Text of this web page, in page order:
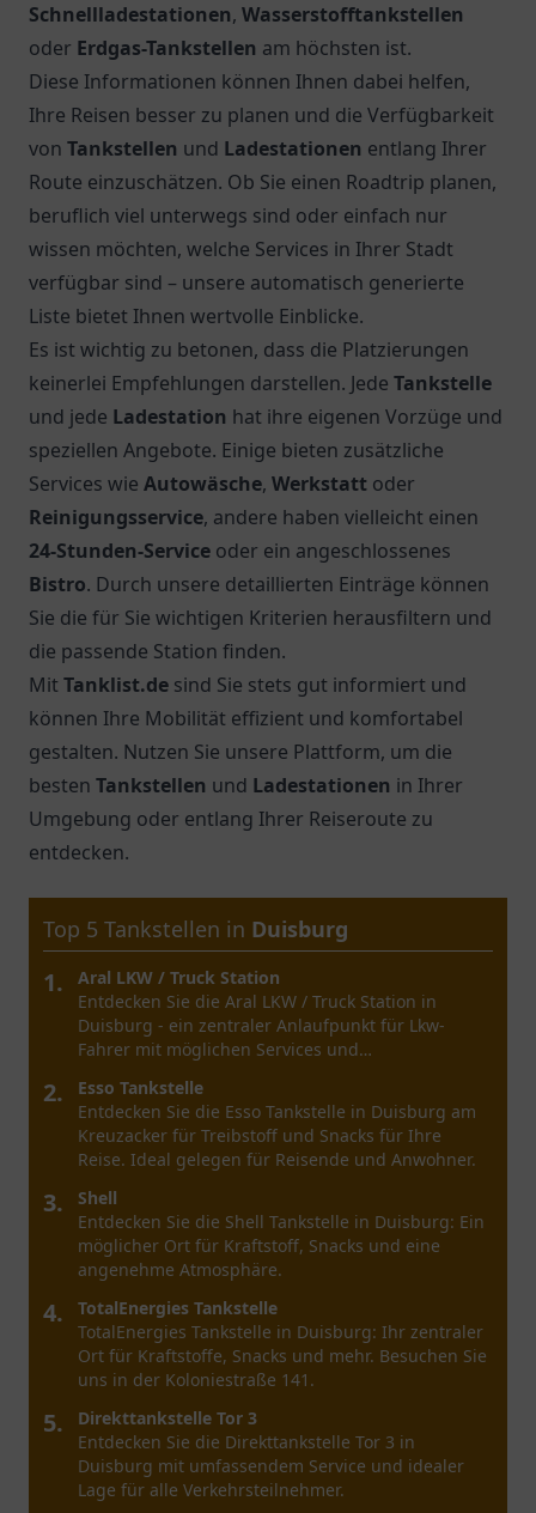
Schnellladestationen, Wasserstofftankstellen
oder Erdgas-Tankstellen am höchsten ist.
Diese Informationen können Ihnen dabei helfen,
Ihre Reisen besser zu planen und die Verfügbarkeit
von Tankstellen und Ladestationen entlang Ihrer
Route einzuschätzen. Ob Sie einen Roadtrip planen,
beruflich viel unterwegs sind oder einfach nur
wissen möchten, welche Services in Ihrer Stadt
verfügbar sind – unsere automatisch generierte
Liste bietet Ihnen wertvolle Einblicke.
Es ist wichtig zu betonen, dass die Platzierungen
keinerlei Empfehlungen darstellen. Jede Tankstelle
und jede Ladestation hat ihre eigenen Vorzüge und
speziellen Angebote. Einige bieten zusätzliche
Services wie Autowäsche, Werkstatt oder
Reinigungsservice, andere haben vielleicht einen
24-Stunden-Service oder ein angeschlossenes
Bistro. Durch unsere detaillierten Einträge können
Sie die für Sie wichtigen Kriterien herausfiltern und
die passende Station finden.
Mit Tanklist.de sind Sie stets gut informiert und
können Ihre Mobilität effizient und komfortabel
gestalten. Nutzen Sie unsere Plattform, um die
besten Tankstellen und Ladestationen in Ihrer
Umgebung oder entlang Ihrer Reiseroute zu
entdecken.
Top 5 Tankstellen in Dortmund
1.
Shell Select
Entdecken Sie Shell Select in Dortmund – Ihr
Anlaufpunkt für Snacks, Getränke und eine
entspannte Pause auf Ihrer Reise.
2.
BAVARIA petrol
BAVARIA petrol in Dortmund bietet hochwertigen
Service, vielfältige Angebote und eine angenehme
Atmosphäre für alle Autofahrer.
3.
Tankstelle Gerdes GmbH
Entdecken Sie die Tankstelle Gerdes GmbH in
Dortmund mit ihrem vielfältigen Angebot an
Kraftstoffen und freundlichem Service.
4.
Markant Tankstelle
Entdecken Sie die Markant Tankstelle in Dortmund,
die eine bequeme Anlaufstelle für
Tankstellenbesucher bietet. Einfach, schnell und
5.
Shell
Shell in Dortmund bietet eine breite Auswahl an
Kraftstoffen und Snacks in der Provinzialstraße 83.
Besuchen Sie uns für freundlichen Service.